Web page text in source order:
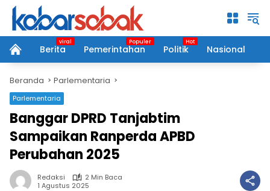
Langsung
konten
home
Berita Pemerintahan Politik Nasional
Beranda Parlementaria
Parlementaria
Banggar DPRD Tanjabtim
Sampaikan Ranperda APBD
Perubahan 2025
Redaksi
2 Min Baca
1 Agustus 2025